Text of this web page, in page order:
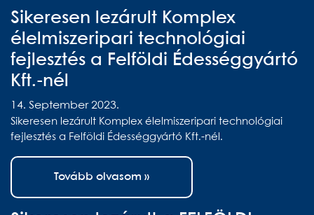
Sikeresen lezárult Komplex
élelmiszeripari technológiai
fejlesztés a Felföldi Édességgyártó
Kft.-nél
14. September 2023.
Sikeresen lezárult Komplex élelmiszeripari technológiai
fejlesztés a Felföldi Édességgyártó Kft.-nél.
Tovább olvasom »